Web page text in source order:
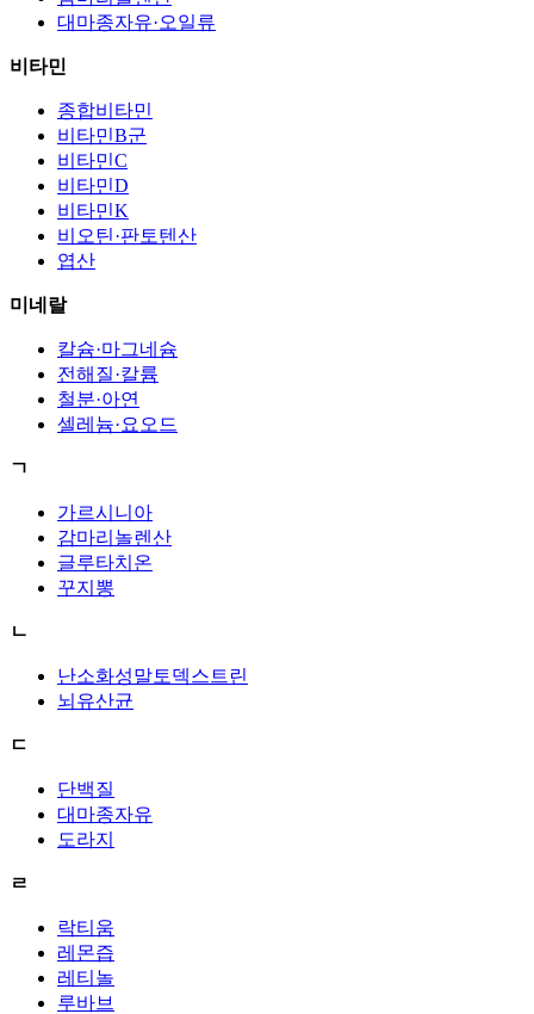
대마종자유·오일류
비타민
종합비타민
비타민B군
비타민C
비타민D
비타민K
비오틴·판토텐산
엽산
미네랄
칼슘·마그네슘
전해질·칼륨
철분·아연
셀레늄·요오드
ㄱ
가르시니아
감마리놀렌산
글루타치온
꾸지뽕
ㄴ
난소화성말토덱스트린
뇌유산균
ㄷ
단백질
대마종자유
도라지
ㄹ
락티움
레몬즙
레티놀
루바브